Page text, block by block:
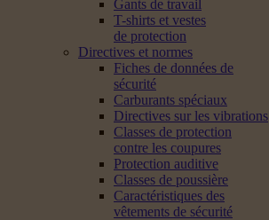
Gants de travail
T-shirts et vestes
de protection
Directives et normes
Fiches de données de
sécurité
Carburants spéciaux
Directives sur les vibrations
Classes de protection
contre les coupures
Protection auditive
Classes de poussière
Caractéristiques des
vêtements de sécurité